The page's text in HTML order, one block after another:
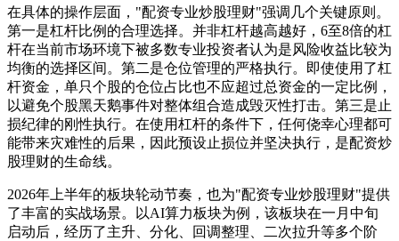
在具体的操作层面，"配资专业炒股理财"强调几个关键原则。
第一是杠杆比例的合理选择。并非杠杆越高越好，6至8倍的杠
杆在当前市场环境下被多数专业投资者认为是风险收益比较为
均衡的选择区间。第二是仓位管理的严格执行。即使使用了杠
杆资金，单只个股的仓位占比也不应超过总资金的一定比例，
以避免个股黑天鹅事件对整体组合造成毁灭性打击。第三是止
损纪律的刚性执行。在使用杠杆的条件下，任何侥幸心理都可
能带来灾难性的后果，因此预设止损位并坚决执行，是配资炒
股理财的生命线。
2026年上半年的板块轮动节奏，也为"配资专业炒股理财"提供
了丰富的实战场景。以AI算力板块为例，该板块在一月中旬
启动后，经历了主升、分化、回调整理、二次拉升等多个阶